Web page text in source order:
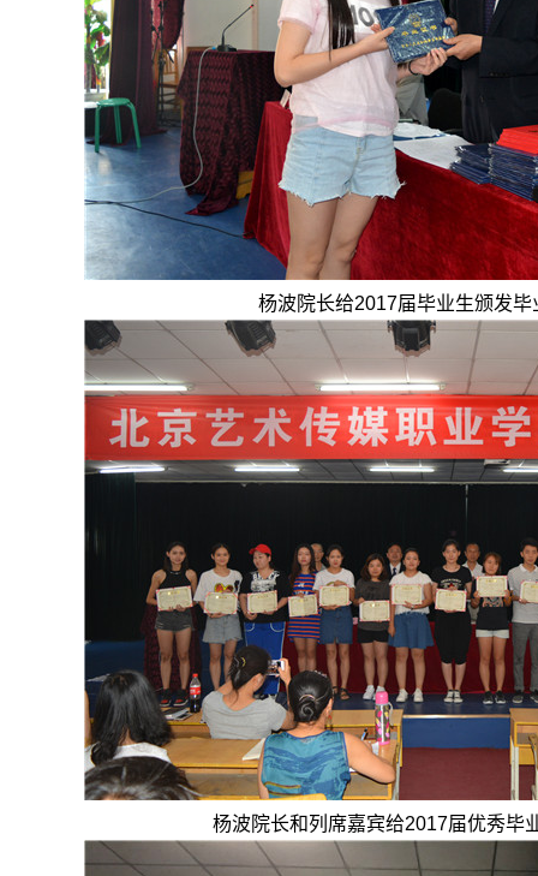
杨波院长给2017届毕业生颁发
杨波院长和列席嘉宾给2017届优秀毕